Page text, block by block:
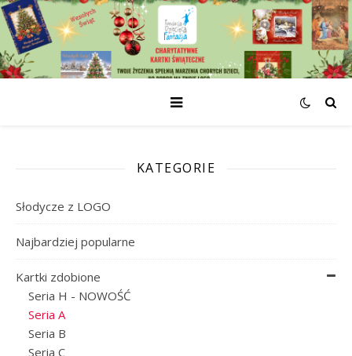
KATEGORIE
Słodycze z LOGO
Najbardziej popularne
Kartki zdobione
Seria H - NOWOŚĆ
Seria A
Seria B
Seria C